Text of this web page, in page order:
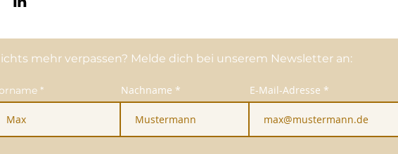
mehr verpassen? Melde dich bei unserem Newsletter an:
Nachname E-Mail-Adresse